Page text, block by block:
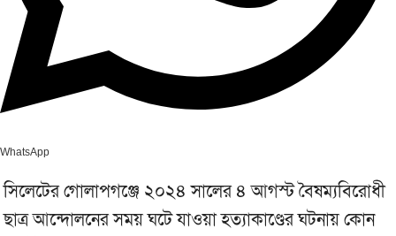
WhatsApp
সিলেটের গোলাপগঞ্জে ২০২৪ সালের ৪ আগস্ট বৈষম্যবিরোধী
ছাত্র আন্দোলনের সময় ঘটে যাওয়া হত্যাকাণ্ডের ঘটনায় কোন